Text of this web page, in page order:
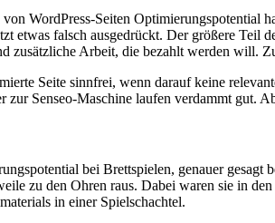
WordPress-Seiten Optimierungspotential
etwas falsch ausgedrückt. Der größere
zusätzliche Arbeit, die bezahlt werden will.
Seite sinnfrei, wenn darauf keine
Senseo-Maschine laufen verdammt gut.
bei Brettspielen, genauer
zu den Ohren raus. Dabei waren sie in
in einer Spielschachtel.